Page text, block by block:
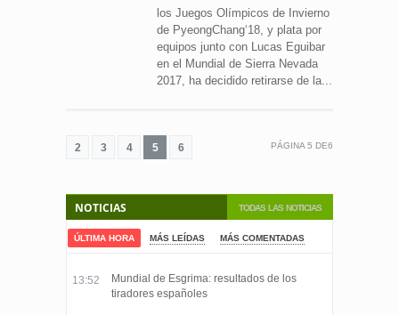
los Juegos Olímpicos de Invierno
de PyeongChang‘18, y plata por
equipos junto con Lucas Eguibar
en el Mundial de Sierra Nevada
2017, ha decidido retirarse de la...
2 3 4 5 6 PÁGINA5 DE6
TODAS LAS NOTICIAS
NOTICIAS
ÚLTIMA HORA MÁS LEÍDAS MÁS COMENTADAS
13:52
Mundial de Esgrima: resultados de los
tiradores españoles